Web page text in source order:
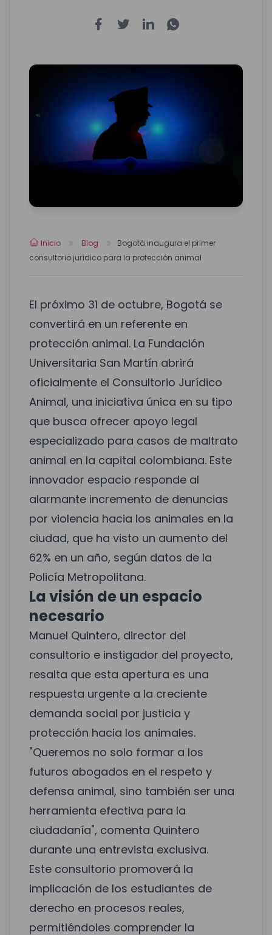
Inicio Blog
Bogotá inaugura el primer
consultorio jurídico para la protección animal
El próximo 31 de octubre, Bogotá se
convertirá en un referente en
protección animal. La Fundación
Universitaria San Martín abrirá
oficialmente el Consultorio Jurídico
Animal, una iniciativa única en su tipo
que busca ofrecer apoyo legal
especializado para casos de maltrato
animal en la capital colombiana. Este
innovador espacio responde al
alarmante incremento de denuncias
por violencia hacia los animales en la
ciudad, que ha visto un aumento del
62% en un año, según datos de la
Policía Metropolitana.
La visión de un espacio
necesario
Manuel Quintero, director del
consultorio e instigador del proyecto,
resalta que esta apertura es una
respuesta urgente a la creciente
demanda social por justicia y
protección hacia los animales.
"Queremos no solo formar a los
futuros abogados en el respeto y
defensa animal, sino también ser una
herramienta efectiva para la
ciudadanía", comenta Quintero
durante una entrevista exclusiva.
Este consultorio promoverá la
implicación de los estudiantes de
derecho en procesos reales,
permitiéndoles comprender la